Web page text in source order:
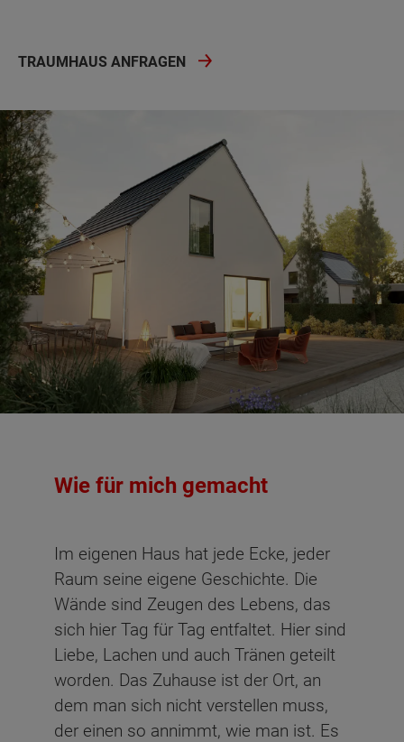
TRAUMHAUS ANFRAGEN
Wie für mich gemacht
Im eigenen Haus hat jede Ecke, jeder
Raum seine eigene Geschichte. Die
Wände sind Zeugen des Lebens, das
sich hier Tag für Tag entfaltet. Hier sind
Liebe, Lachen und auch Tränen geteilt
worden. Das Zuhause ist der Ort, an
dem man sich nicht verstellen muss,
der einen so annimmt, wie man ist. Es